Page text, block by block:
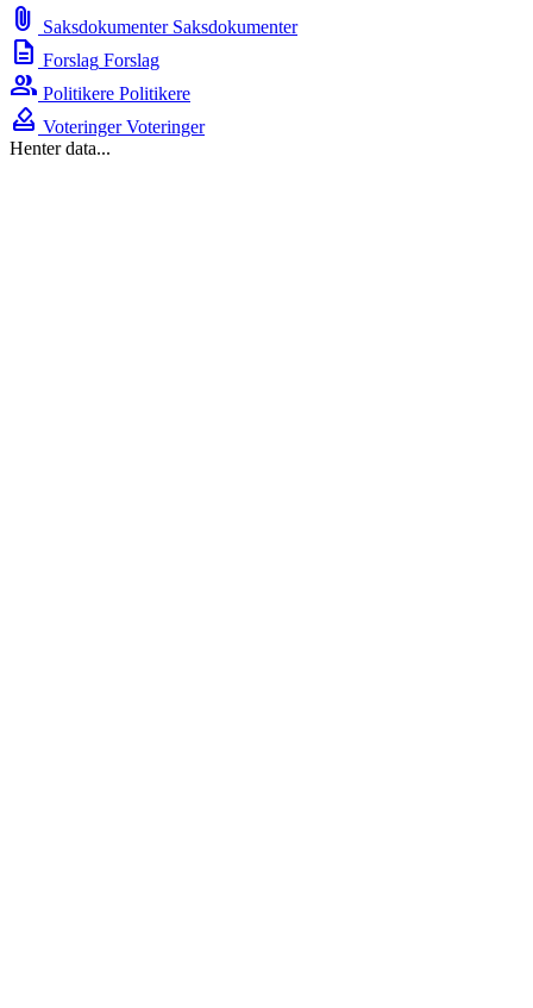
attach_file Saksdokumenter Saksdokumenter
description Forslag Forslag
group Politikere Politikere
how_to_vote Voteringer Voteringer
Henter data...